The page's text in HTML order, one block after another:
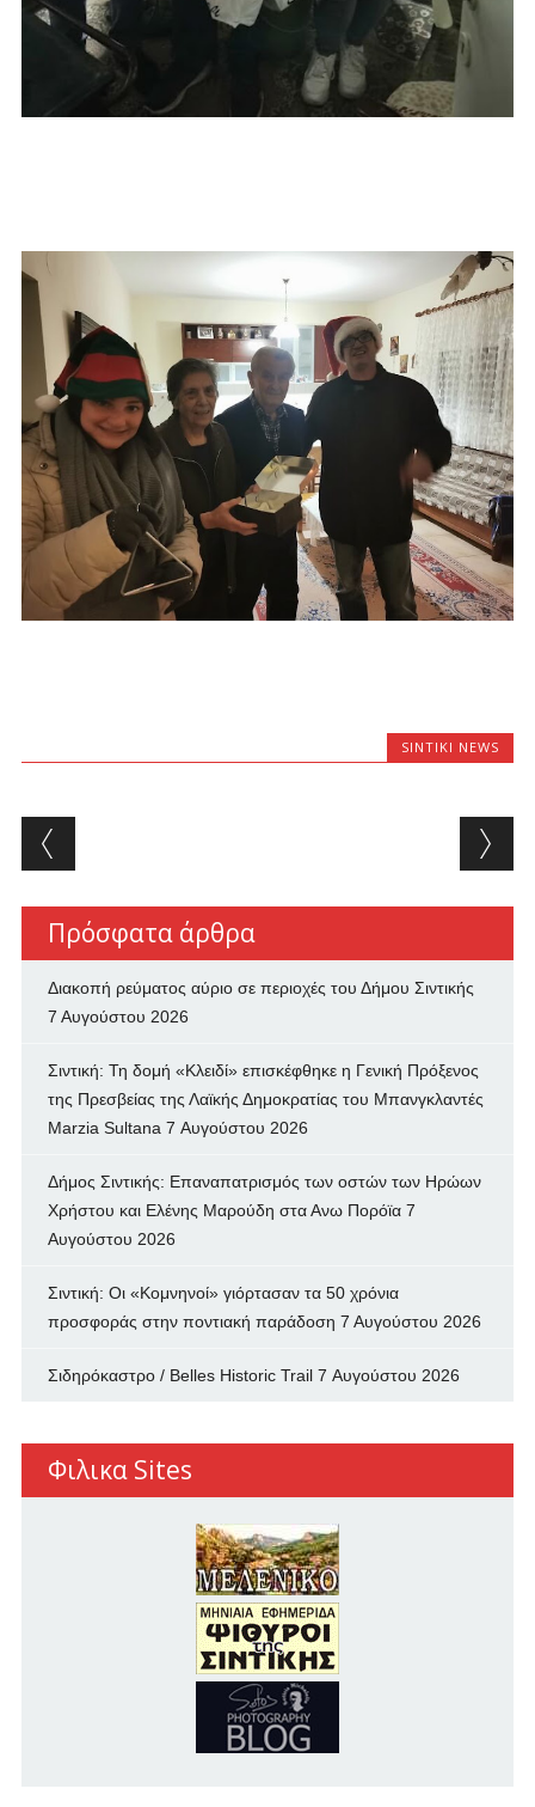
SINTIKI NEWS
Post navigation
Πρόσφατα άρθρα
Διακοπή ρεύματος αύριο σε περιοχές του Δήμου Σιντικής
7 Αυγούστου 2026
Σιντική: Τη δομή «Κλειδί» επισκέφθηκε η Γενική Πρόξενος
της Πρεσβείας της Λαϊκής Δημοκρατίας του Μπανγκλαντές
Marzia Sultana 7 Αυγούστου 2026
Δήμος Σιντικής: Επαναπατρισμός των oστών των Ηρώων
Χρήστου και Ελένης Μαρούδη στα Ανω Πορόϊα 7
Αυγούστου 2026
Σιντική: Οι «Κομνηνοί» γιόρτασαν τα 50 χρόνια
προσφοράς στην ποντιακή παράδοση 7 Αυγούστου 2026
Σιδηρόκαστρο / Belles Historic Trail 7 Αυγούστου 2026
Φιλικα Sites